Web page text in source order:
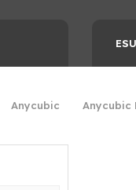
Anycubic Anycubic